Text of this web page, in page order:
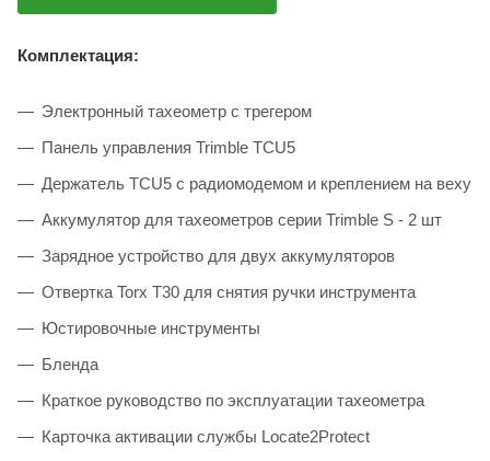
Комплектация:
Электронный тахеометр с трегером
Панель управления Trimble TCU5
Держатель TCU5 с радиомодемом и креплением на веху
Аккумулятор для тахеометров серии Trimble S - 2 шт
Зарядное устройство для двух аккумуляторов
Отвертка Torx T30 для снятия ручки инструмента
Юстировочные инструменты
Бленда
Краткое руководство по эксплуатации тахеометра
Карточка активации службы Locate2Protect